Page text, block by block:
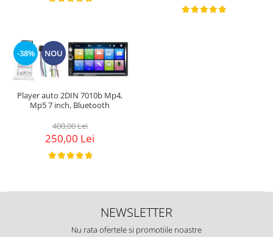
-38% NOU
Player auto 2DIN 7010b Mp4,
Mp5 7 inch, Bluetooth
400,00 Lei
250,00 Lei
NEWSLETTER
Nu rata ofertele si promotiile noastre